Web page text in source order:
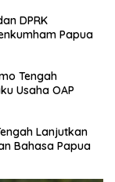
DPRK
Papua
Tengah
Usaha OAP
Lanjutkan
Bahasa Papua